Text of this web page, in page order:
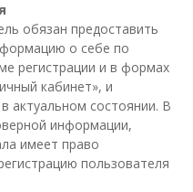
обязан предоставить
о себе по
регистрации и в формах
кабинет», и
актуальном состоянии. В
информации,
имеет право
пользователя